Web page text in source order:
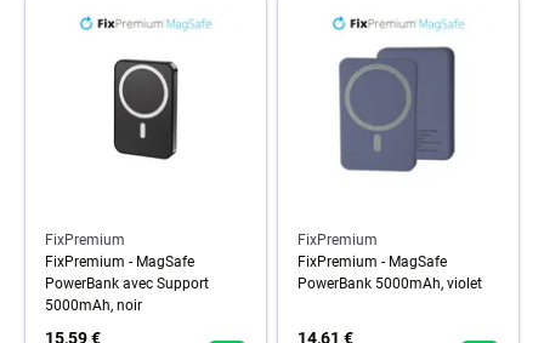
FixPremium
FixPremium - MagSafe
PowerBank avec Support
5000mAh, noir
15,59 €
FixPremium
FixPremium - MagSafe
PowerBank 5000mAh, violet
14,61 €